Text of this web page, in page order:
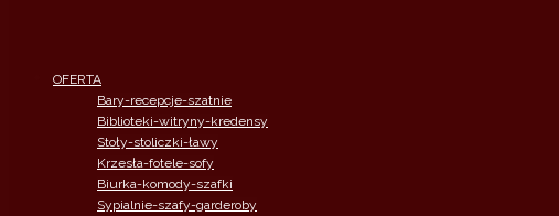
OFERTA
Bary-recepcje-szatnie
Biblioteki-witryny-kredensy
Stoły-stoliczki-ławy
Krzesła-fotele-sofy
Biurka-komody-szafki
Sypialnie-szafy-garderoby